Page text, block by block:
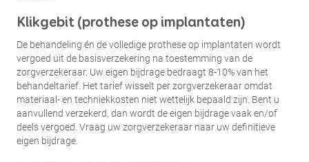
Klikgebit (prothese op implantaten)
De behandeling én de volledige prothese op implantaten wordt
vergoed uit de basisverzekering na toestemming van de
zorgverzekeraar. Uw eigen bijdrage bedraagt 8-10% van het
behandeltarief. Het tarief wisselt per zorgverzekeraar omdat
materiaal- en techniekkosten niet wettelijk bepaald zijn. Bent u
aanvullend verzekerd, dan wordt de eigen bijdrage vaak en/of
deels vergoed. Vraag uw zorgverzekeraar naar uw definitieve
eigen bijdrage.